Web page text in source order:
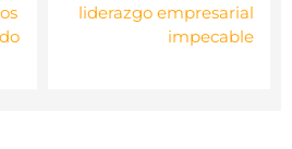
liderazgo empresarial
impecable